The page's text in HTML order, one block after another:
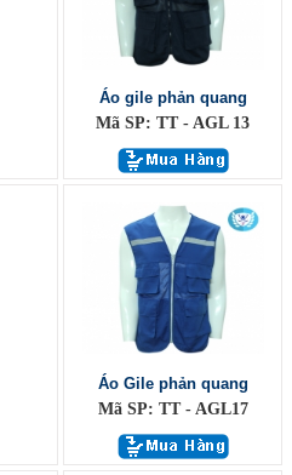
Áo gile phản quang
Mã SP: TT - AGL 13
Áo Gile phản quang
Mã SP: TT - AGL17